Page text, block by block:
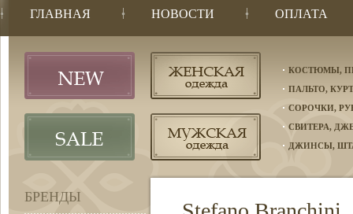
ГЛАВНАЯ НОВОСТИ ОПЛАТА
КОСТЮМЫ,
ПАЛЬТО,
СОРОЧКИ,
СВИТЕРА,
ДЖИНСЫ,
БРЕНДЫ